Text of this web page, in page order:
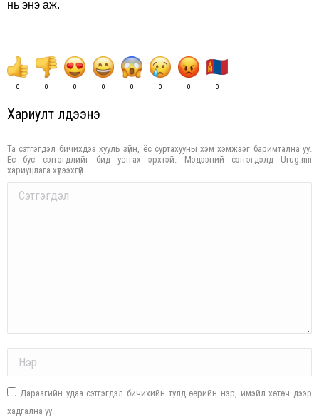
нь энэ аж.
0 0 0 0 0 0 0 0
Хариулт үлдээнэ үү
Та сэтгэгдэл бичихдээ хууль зүйн, ёс суртахууны хэм хэмжээг баримтална уу.
Ёс бус сэтгэгдлийг бид устгах эрхтэй. Мэдээний сэтгэгдэлд Urug.mn
хариуцлага хүлээхгүй.
Comment
Дараагийн удаа сэтгэгдэл бичихийн тулд өөрийн нэр, имэйл хөтөч дээр
хадгална уу.